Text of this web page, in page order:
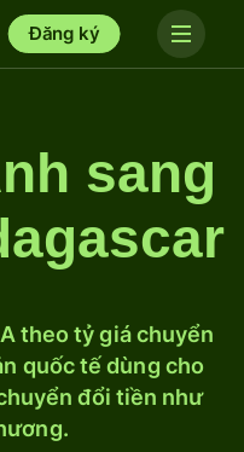
Đăng ký
sang
theo tỷ giá chuyển
quốc tế dùng cho
đổi tiền như